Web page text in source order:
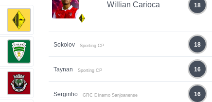
Willian Carioca 18
Sokolov Sporting CP 18
Taynan Sporting CP 16
Serginho GRC Dínamo Sanjoanense 16